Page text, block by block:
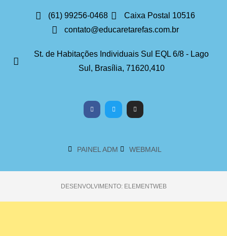
(61) 99256-0468
Caixa Postal 10516
contato@educaretarefas.com.br
St. de Habitações Individuais Sul EQL 6/8 - Lago
Sul, Brasília, 71620,410
PAINEL ADM WEBMAIL
DESENVOLVIMENTO: ELEMENTWEB